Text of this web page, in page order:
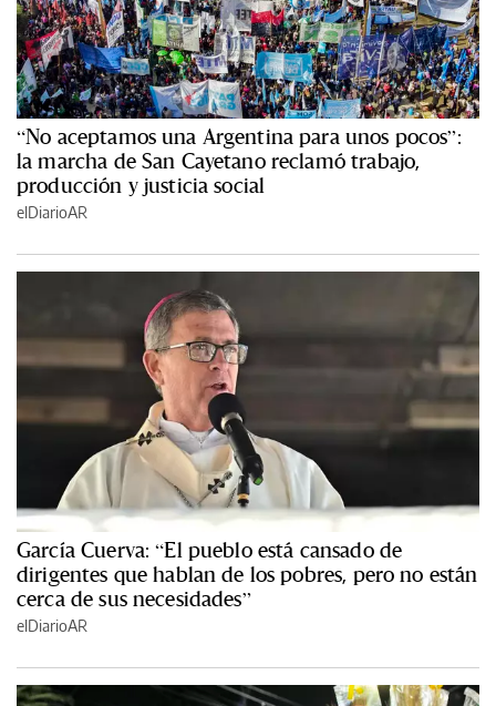
“No aceptamos una Argentina para unos pocos”:
la marcha de San Cayetano reclamó trabajo,
producción y justicia social
elDiarioAR
García Cuerva: “El pueblo está cansado de
dirigentes que hablan de los pobres, pero no están
cerca de sus necesidades”
elDiarioAR